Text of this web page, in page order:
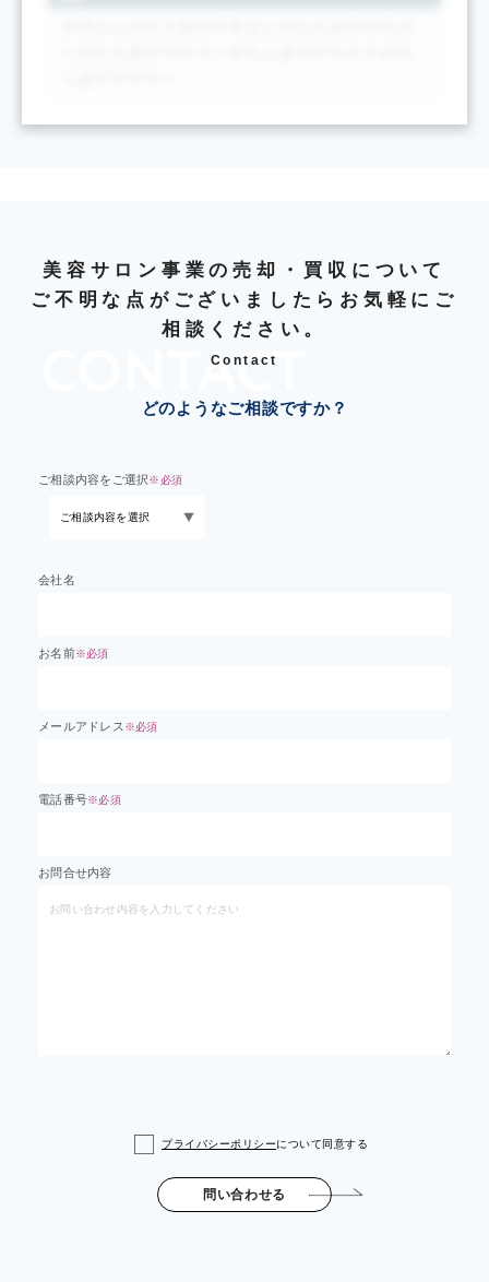
美容サロン事業の売却・買収について
ご不明な点がございましたらお気軽にご
相談ください。
Contact
どのようなご相談ですか？
ご相談内容をご選択※必須
会社名
お名前※必須
メールアドレス ※必須
電話番号※必須
お問合せ内容
プライバシーポリシーについて同意する
問い合わせる